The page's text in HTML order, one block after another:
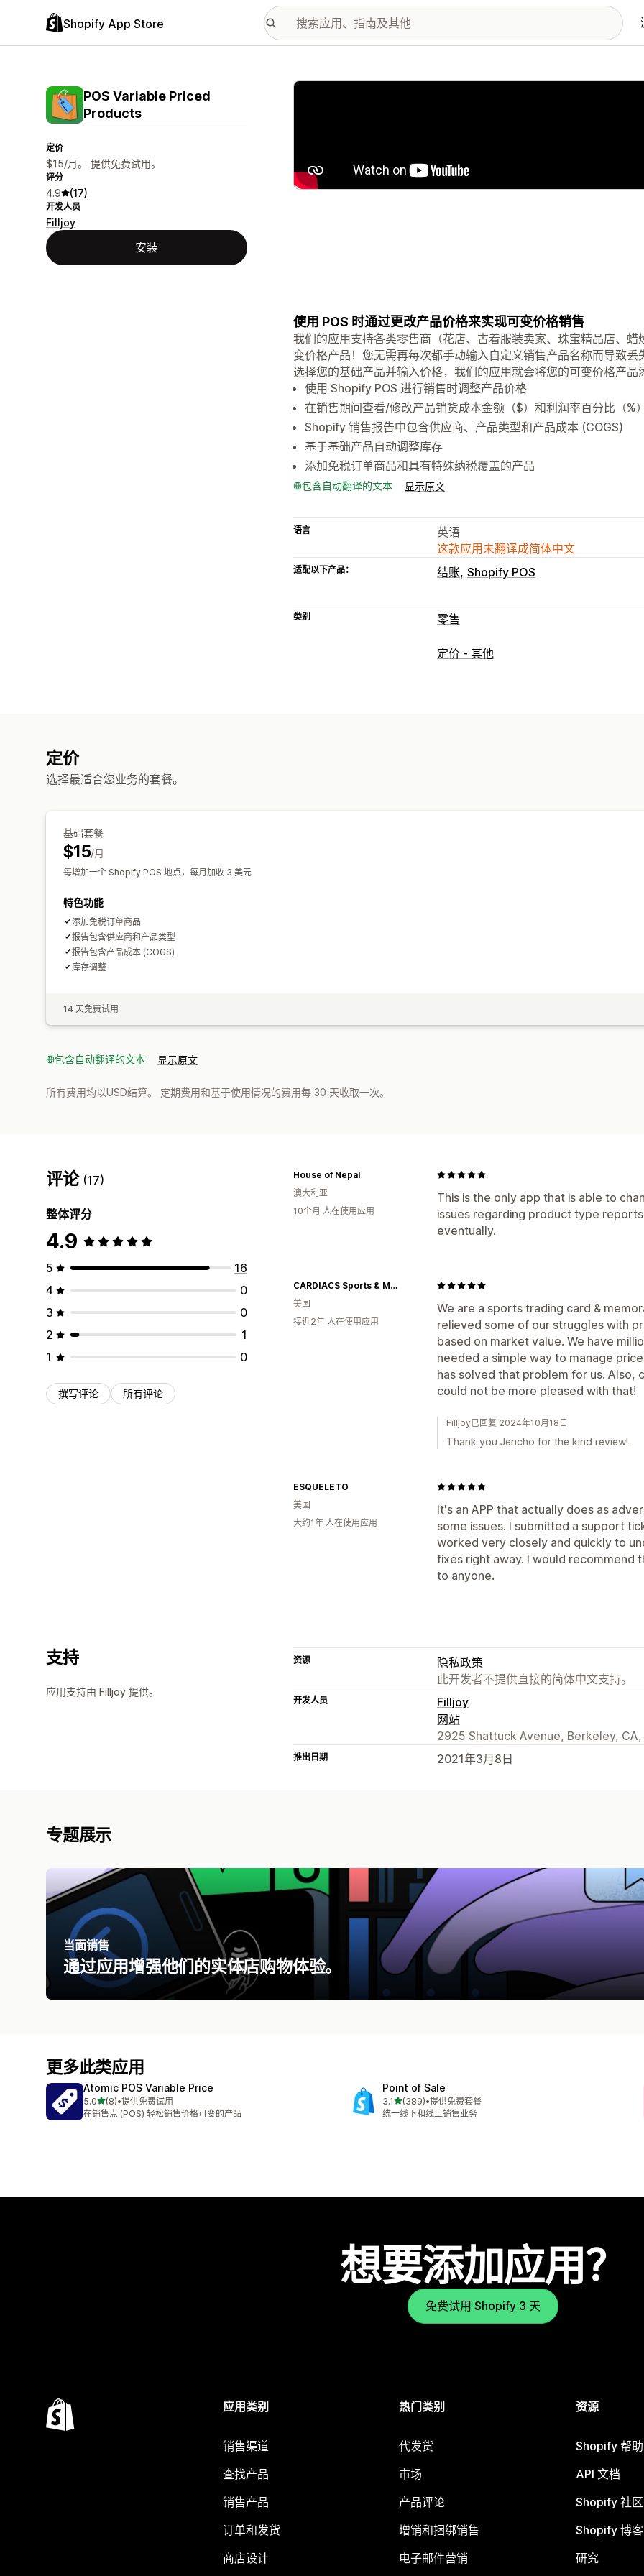
Shopify App Store
POS Variable Priced
Products
定价
$15/月。 提供免费试用。
评分
4.9 (17)
开发人员
Filljoy
安装
配图图库
使用 POS 时通过更改产品价格来实现可变价格销售
我们的应用支持各类零售商（花店、古着服装卖家、珠宝精品店、
变价格产品！您无需再每次都手动输入自定义销售产品名称而导致
选择您的基础产品并输入价格，我们的应用就会将您的可变价格产品
使用 Shopify POS 进行销售时调整产品价格
在销售期间查看/修改产品销货成本金额（$）和利润率百分比（%）
Shopify 销售报告中包含供应商、产品类型和产品成本 (COGS)
基于基础产品自动调整库存
添加免税订单商品和具有特殊纳税覆盖的产品
包含自动翻译的文本 显示原文
语言
英语
这款应用未翻译成简体中文
适配以下产品： 结账 Shopify POS
类别 零售
POS
定价 - 其他
定价
选择最适合您业务的套餐。
基础套餐
$15/月
每增加一个 Shopify POS 地点，每月加收 3 美元
特色功能
添加免税订单商品
报告包含供应商和产品类型
报告包含产品成本 (COGS)
库存调整
14 天免费试用
包含自动翻译的文本 显示原文
所有费用均以USD结算。 定期费用和基于使用情况的费用每 30 天收取一次。
评论 (17)
整体评分
4.9
5
16
4
0
3
0
2
1
1
0
撰写评论 所有评论
This is the only app that is able to
issues regarding product type
eventually.
House of Nepal
澳大利亚
10个月 人在使用应用
We are a sports trading card &
relieved some of our struggles with
based on market value. We have
needed a simple way to manage
has solved that problem for us. Also,
could not be more pleased with that!
CARDIACS Sports & Memorabilia
美国
接近2年 人在使用应用
Filljoy已回复 2024年10月18日
Thank you Jericho for the kind review!
It's an APP that actually does as
some issues. I submitted a support
worked very closely and quickly to
fixes right away. I would recommend
to anyone.
ESQUELETO
美国
大约1年 人在使用应用
支持
应用支持由 Filljoy 提供。
资源
隐私政策
此开发者不提供直接的简体中文支持。
开发人员
Filljoy
网站
2925 Shattuck Avenue, Berkeley,
推出日期 2021年3月8日
专题展示
当面销售
通过应用增强他们的实体店购物体验。
更多此类应用
Atomic POS Variable Price
5.0星（满分 5 星）
(8)
总共 8 条评论
•提供免费试用
在销售点 (POS) 轻松销售价格可变的产品
Point of Sale
3.1星（满分 5 星）
(389)
总共 389 条评论
•提供免费套餐
统一线下和线上销售业务
想要添加应用？
免费试用 Shopify 3 天
应用类别
销售渠道
查找产品
销售产品
订单和发货
商店设计
热门类别
代发货
市场
产品评论
增销和捆绑销售
电子邮件营销
资源
Shopify 帮
API 文档
Shopify 社区
Shopify 博客
研究